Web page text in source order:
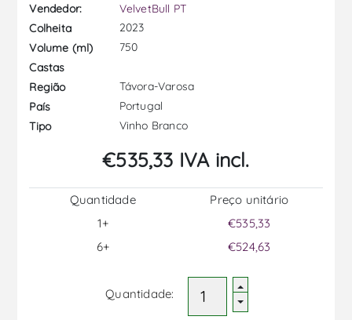
Vendedor:
VelvetBull PT
Colheita
2023
Volume (ml)
750
Castas
Região
Távora-Varosa
País
Portugal
Tipo
Vinho Branco
€535,33 IVA incl.
Quantidade
1+
6+
Preço unitário
€535,33
€524,63
Quantidade: